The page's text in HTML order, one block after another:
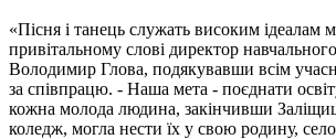
«Пісня і танець служать високим ідеалам
привітальному слові директор
Володимир Глова, подякувавши всім
за співпрацю. - Наша мета - поєднати
кожна молода людина, закінчивши
коледж, могла нести їх у свою родину,